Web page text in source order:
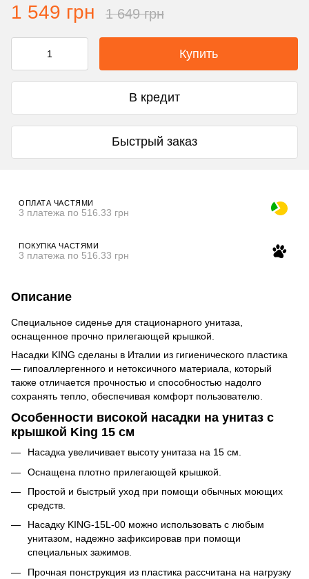
1 549 грн 1 649 грн
Купить
В кредит
Быстрый заказ
ОПЛАТА ЧАСТЯМИ
3 платежа по 516.33 грн
ПОКУПКА ЧАСТЯМИ
3 платежа по 516.33 грн
Описание
Специальное сиденье для стационарного унитаза,
оснащенное прочно прилегающей крышкой.
Насадки KING сделаны в Италии из гигиенического пластика
— гипоаллергенного и нетоксичного материала, который
также отличается прочностью и способностью надолго
сохранять тепло, обеспечивая комфорт пользователю.
Особенности високой насадки на унитаз с
крышкой King 15 см
Насадка увеличивает высоту унитаза на 15 см.
Оснащена плотно прилегающей крышкой.
Простой и быстрый уход при помощи обычных моющих
средств.
Насадку KING-15L-00 можно использовать с любым
унитазом, надежно зафиксировав при помощи
специальных зажимов.
Прочная понструкция из пластика рассчитана на нагрузку